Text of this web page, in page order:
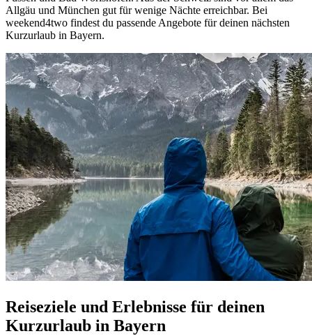
Allgäu und München gut für wenige Nächte erreichbar. Bei
weekend4two findest du passende Angebote für deinen nächsten
Kurzurlaub in Bayern.
Reiseziele und Erlebnisse für deinen
Kurzurlaub in Bayern